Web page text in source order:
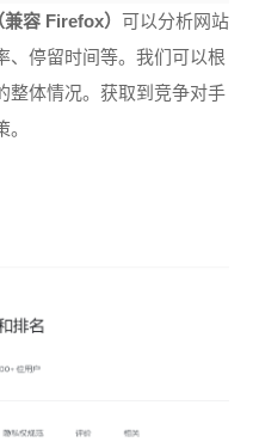
容 Firefox） 可以分析网站
、停留时间等。我们可以根
整体情况。获取到竞争对手